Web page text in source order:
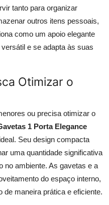
tanto para organizar
outros itens pessoais,
como um apoio elegante
e se adapta às suas
Otimizar o
ou precisa otimizar o
1 Porta Elegance
Seu design compacta
uma quantidade significativa
no ambiente. As gavetas e a
do espaço interno,
de maneira prática e eficiente.